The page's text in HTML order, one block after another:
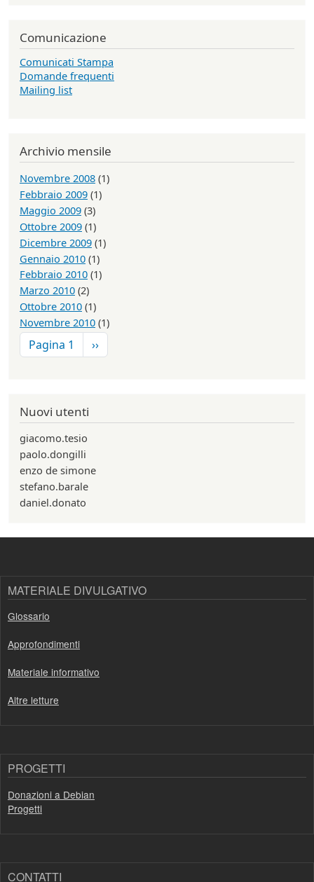
Comunicazione
Comunicati Stampa
Domande frequenti
Mailing list
Archivio mensile
Novembre 2008 (1)
Febbraio 2009 (1)
Maggio 2009 (3)
Ottobre 2009 (1)
Dicembre 2009 (1)
Gennaio 2010 (1)
Febbraio 2010 (1)
Marzo 2010 (2)
Ottobre 2010 (1)
Novembre 2010 (1)
Paginazione
Pagina 1 Pagina successiva
››
Nuovi utenti
giacomo.tesio
paolo.dongilli
enzo de simone
stefano.barale
daniel.donato
MATERIALE DIVULGATIVO
Glossario
Approfondimenti
Materiale informativo
Altre letture
PROGETTI
Donazioni a Debian
Progetti
CONTATTI